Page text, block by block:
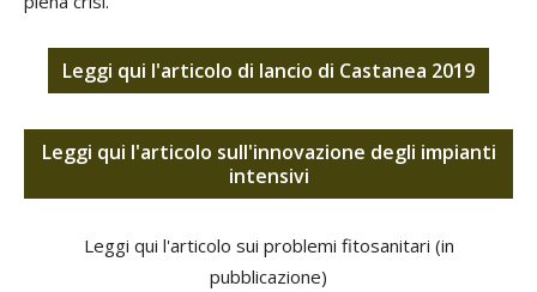
Leggi qui l'articolo di lancio di Castanea 2019
Leggi qui l'articolo sull'innovazione degli impianti
intensivi
Leggi qui l'articolo sui problemi fitosanitari (in
pubblicazione)